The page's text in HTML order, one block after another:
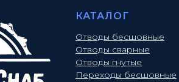
КАТАЛОГ
Отводы бесшовные
Отводы сварные
Отводы гнутые
Переходы бесшовные